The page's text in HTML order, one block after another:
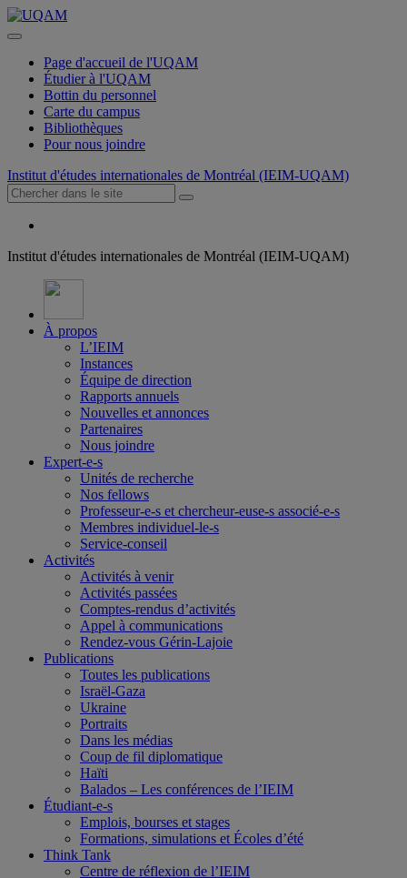
Page d'accueil de l'UQAM
Étudier à l'UQAM
Bottin du personnel
Carte du campus
Bibliothèques
Pour nous joindre
Institut d'études internationales de Montréal (IEIM-UQAM)
Institut d'études internationales de Montréal (IEIM-UQAM)
À propos
L’IEIM
Instances
Équipe de direction
Rapports annuels
Nouvelles et annonces
Partenaires
Nous joindre
Expert-e-s
Unités de recherche
Nos fellows
Professeur-e-s et chercheur-euse-s associé-e-s
Membres individuel-le-s
Service-conseil
Activités
Activités à venir
Activités passées
Comptes-rendus d’activités
Appel à communications
Rendez-vous Gérin-Lajoie
Publications
Toutes les publications
Israël-Gaza
Ukraine
Portraits
Dans les médias
Coup de fil diplomatique
Haïti
Balados – Les conférences de l’IEIM
Étudiant-e-s
Emplois, bourses et stages
Formations, simulations et Écoles d’été
Think Tank
Centre de réflexion de l’IEIM